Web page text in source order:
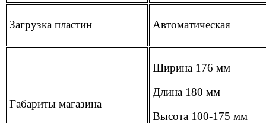
Загрузка пластин Автоматическая
Габариты магазина
Ширина 176 мм
Длина 180 мм
Высота 100-175 мм